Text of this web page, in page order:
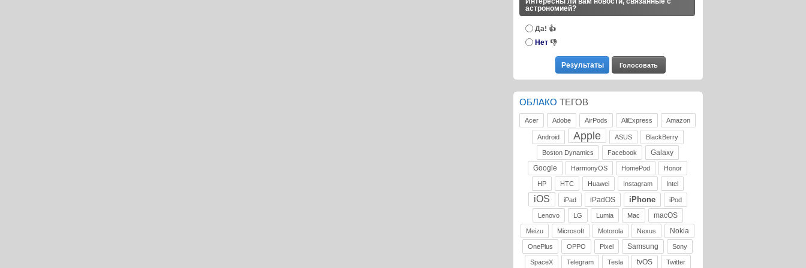
астрономией?
Да! 👍
Нет 👎
ОБЛАКО ТЕГОВ
Acer Adobe AirPods AliExpress Amazon
Android Apple ASUS BlackBerry
Boston Dynamics Facebook
Galaxy
Google
HarmonyOS HomePod Honor
HP HTC Huawei Instagram Intel
iOS iPad iPadOS iPhone iPod
Lenovo LG Lumia Mac macOS
Meizu Microsoft Motorola Nexus Nokia
OnePlus OPPO Pixel Samsung Sony
SpaceX Telegram Tesla tvOS Twitter